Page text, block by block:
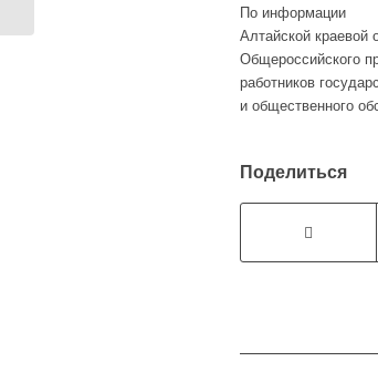
По информации
Алтайской краевой
Общероссийского
работников
и общественного
Поделиться